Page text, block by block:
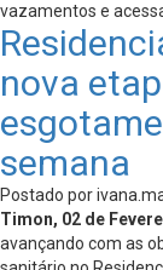
vazamentos e
nova
semana
Postado por
Timon, 02 de
avançando com as